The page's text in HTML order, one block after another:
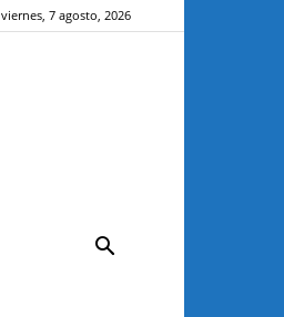
viernes, 7 agosto, 2026